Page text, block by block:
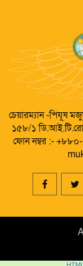
চেয়ারম্যান -পিযূষ
১৫৮/১
ফোন নম্বর :-